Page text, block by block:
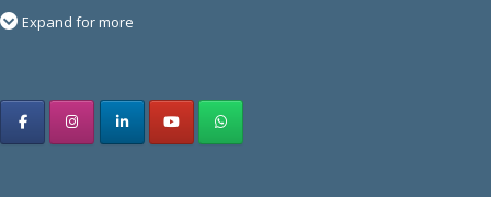
Expand for more